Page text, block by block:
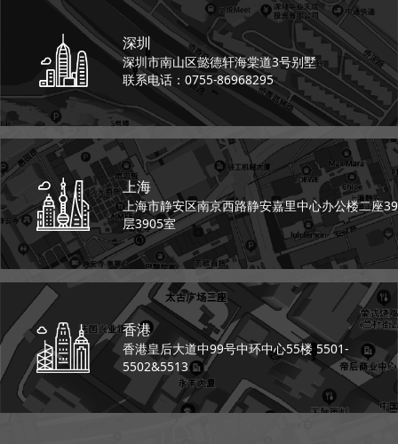
深圳
深圳市南山区懿德轩海棠道3号别墅
联系电话：0755-86968295
上海
上海市静安区南京西路静安嘉里中心办公楼二座39
层3905室
香港
香港皇后大道中99号中环中心55楼 5501-
5502&5513